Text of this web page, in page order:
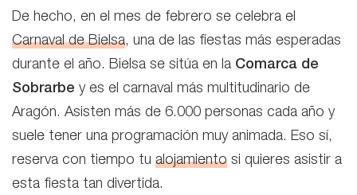
De hecho, en el mes de febrero se celebra el
Carnaval de Bielsa, una de las fiestas más esperadas
durante el año. Bielsa se sitúa en la Comarca de
Sobrarbe y es el carnaval más multitudinario de
Aragón. Asisten más de 6.000 personas cada año y
suele tener una programación muy animada. Eso sí,
reserva con tiempo tu alojamiento si quieres asistir a
esta fiesta tan divertida.